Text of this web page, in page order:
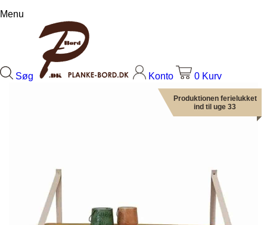
Menu
Søg Konto 0 Kurv
Produktionen ferielukket
ind til uge 33